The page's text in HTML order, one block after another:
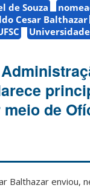
de Souza
Cesar Balthazar
de
Balthazar enviou,